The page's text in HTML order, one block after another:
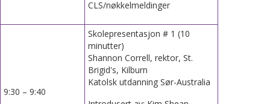
CLS/nøkkelmeldinger
9:30 – 9:40
Skolepresentasjon # 1 (10
minutter)
Shannon Correll, rektor, St.
Brigid's, Kilburn
Katolsk utdanning Sør-Australia